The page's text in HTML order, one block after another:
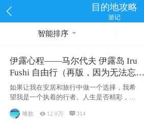
目的地攻略
游记
智能排序
伊露心程——马尔代夫 伊露岛 Iru
Fushi 自由行（再版，因为无法忘却
的留恋）
如果让我在安居和旅行中做一个选择，我希
望我是一个执着的行者。人生是否精彩，都
源于自己
唯歆  12.0万  314